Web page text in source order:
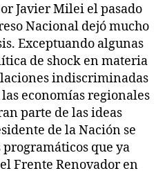
Javier Milei el pasado
Nacional dejó mucho
Exceptuando algunas
de shock en materia
indiscriminadas
economías regionales
parte de las ideas
de la Nación se
programáticos que ya
Frente Renovador en